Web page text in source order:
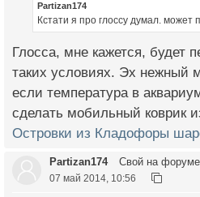
Partizan174
Кстати я про глоссу думал. может
Глосса, мне кажется, будет
таких условиях. Эх нежный
если температура в
сделать мобильный коврик
Островки из Кладофоры
Partizan174 Свой на форуме
07 май 2014, 10:56